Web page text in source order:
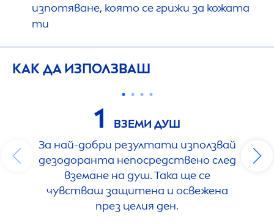
изпотяване, която се грижи за кожата
ти
КАК ДА ИЗПОЛЗВАШ
1
ВЗЕМИ ДУШ
За най-добри резултати използвай
дезодоранта непосредствено след
вземане на душ. Така ще се
чувстваш защитена и освежена
през целия ден.